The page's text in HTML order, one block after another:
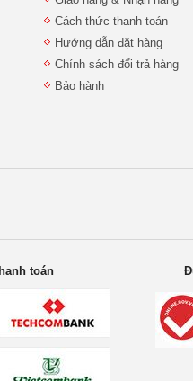
Cách thức thanh toán
Hướng dẫn đặt hàng
Chính sách đổi trả hàng
Bảo hành
toán